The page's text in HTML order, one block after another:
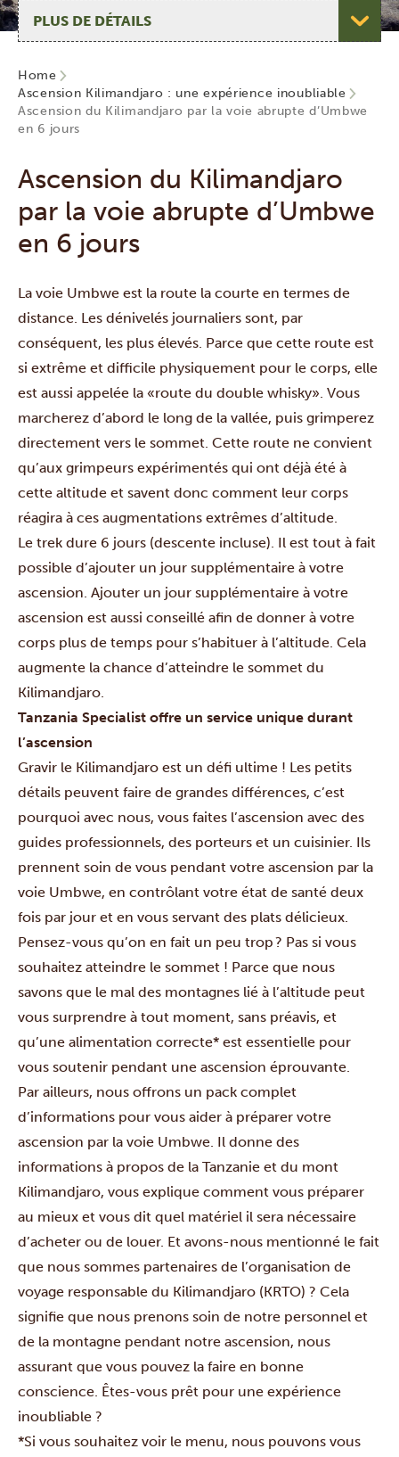
Choisir une page
Home
Ascension Kilimandjaro : une expérience inoubliable
Ascension du Kilimandjaro par la voie abrupte d’Umbwe
en 6 jours
Ascension du Kilimandjaro
par la voie abrupte d’Umbwe
en 6 jours
La voie Umbwe est la route la courte en termes de
distance. Les dénivelés journaliers sont, par
conséquent, les plus élevés. Parce que cette route est
si extrême et difficile physiquement pour le corps, elle
est aussi appelée la «route du double whisky». Vous
marcherez d’abord le long de la vallée, puis grimperez
directement vers le sommet. Cette route ne convient
qu’aux grimpeurs expérimentés qui ont déjà été à
cette altitude et savent donc comment leur corps
réagira à ces augmentations extrêmes d’altitude.
Le trek dure 6 jours (descente incluse). Il est tout à fait
possible d’ajouter un jour supplémentaire à votre
ascension. Ajouter un jour supplémentaire à votre
ascension est aussi conseillé afin de donner à votre
corps plus de temps pour s’habituer à l’altitude. Cela
augmente la chance d’atteindre le sommet du
Kilimandjaro.
Tanzania Specialist offre un service unique durant
l’ascension
Gravir le Kilimandjaro est un défi ultime ! Les petits
détails peuvent faire de grandes différences, c’est
pourquoi avec nous, vous faites l’ascension avec des
guides professionnels, des porteurs et un cuisinier. Ils
prennent soin de vous pendant votre ascension par la
voie Umbwe, en contrôlant votre état de santé deux
fois par jour et en vous servant des plats délicieux.
Pensez-vous qu’on en fait un peu trop ? Pas si vous
souhaitez atteindre le sommet ! Parce que nous
savons que le mal des montagnes lié à l’altitude peut
vous surprendre à tout moment, sans préavis, et
qu’une alimentation correcte* est essentielle pour
vous soutenir pendant une ascension éprouvante.
Par ailleurs, nous offrons un pack complet
d’informations pour vous aider à préparer votre
ascension par la voie Umbwe. Il donne des
informations à propos de la Tanzanie et du mont
Kilimandjaro, vous explique comment vous préparer
au mieux et vous dit quel matériel il sera nécessaire
d’acheter ou de louer. Et avons-nous mentionné le fait
que nous sommes partenaires de l’organisation de
voyage responsable du Kilimandjaro (KRTO) ? Cela
signifie que nous prenons soin de notre personnel et
de la montagne pendant notre ascension, nous
assurant que vous pouvez la faire en bonne
conscience. Êtes-vous prêt pour une expérience
inoubliable ?
*Si vous souhaitez voir le menu, nous pouvons vous